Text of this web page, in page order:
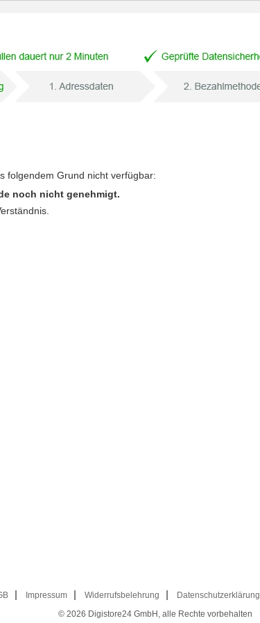
folgendem Grund nicht verfügbar:
noch nicht genehmigt.
Impressum Widerrufsbelehrung Datenschutzerklärung
© 2026 Digistore24 GmbH, alle Rechte vorbehalten